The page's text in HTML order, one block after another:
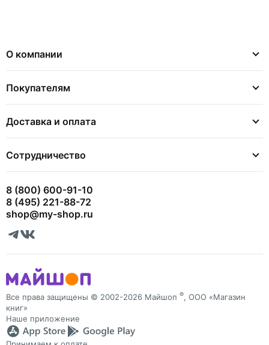
О компании
Покупателям
Доставка и оплата
Сотрудничество
8 (800) 600-91-10
8 (495) 221-88-72
shop@my-shop.ru
Все права защищены © 2002-2026 Майшоп ®, ООО «Магазин
книг»
Наше приложение